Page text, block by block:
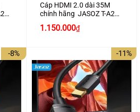
Cáp HDMI 2.0 dài 35M
chính hãng JASOZ T-A291
1.150.000₫
-8% -11%